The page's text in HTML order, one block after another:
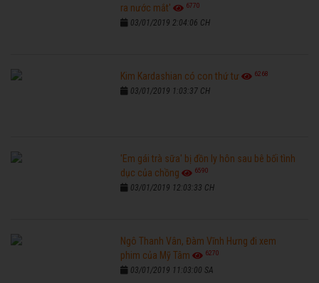
ra nước mắt'
6770
03/01/2019 2:04:06 CH
Kim Kardashian có con thứ tư 6268
03/01/2019 1:03:37 CH
'Em gái trà sữa' bị đồn ly hôn sau bê bối tình
dục của chồng
6590
03/01/2019 12:03:33 CH
Ngô Thanh Vân, Đàm Vĩnh Hưng đi xem
phim của Mỹ Tâm
6270
03/01/2019 11:03:00 SA